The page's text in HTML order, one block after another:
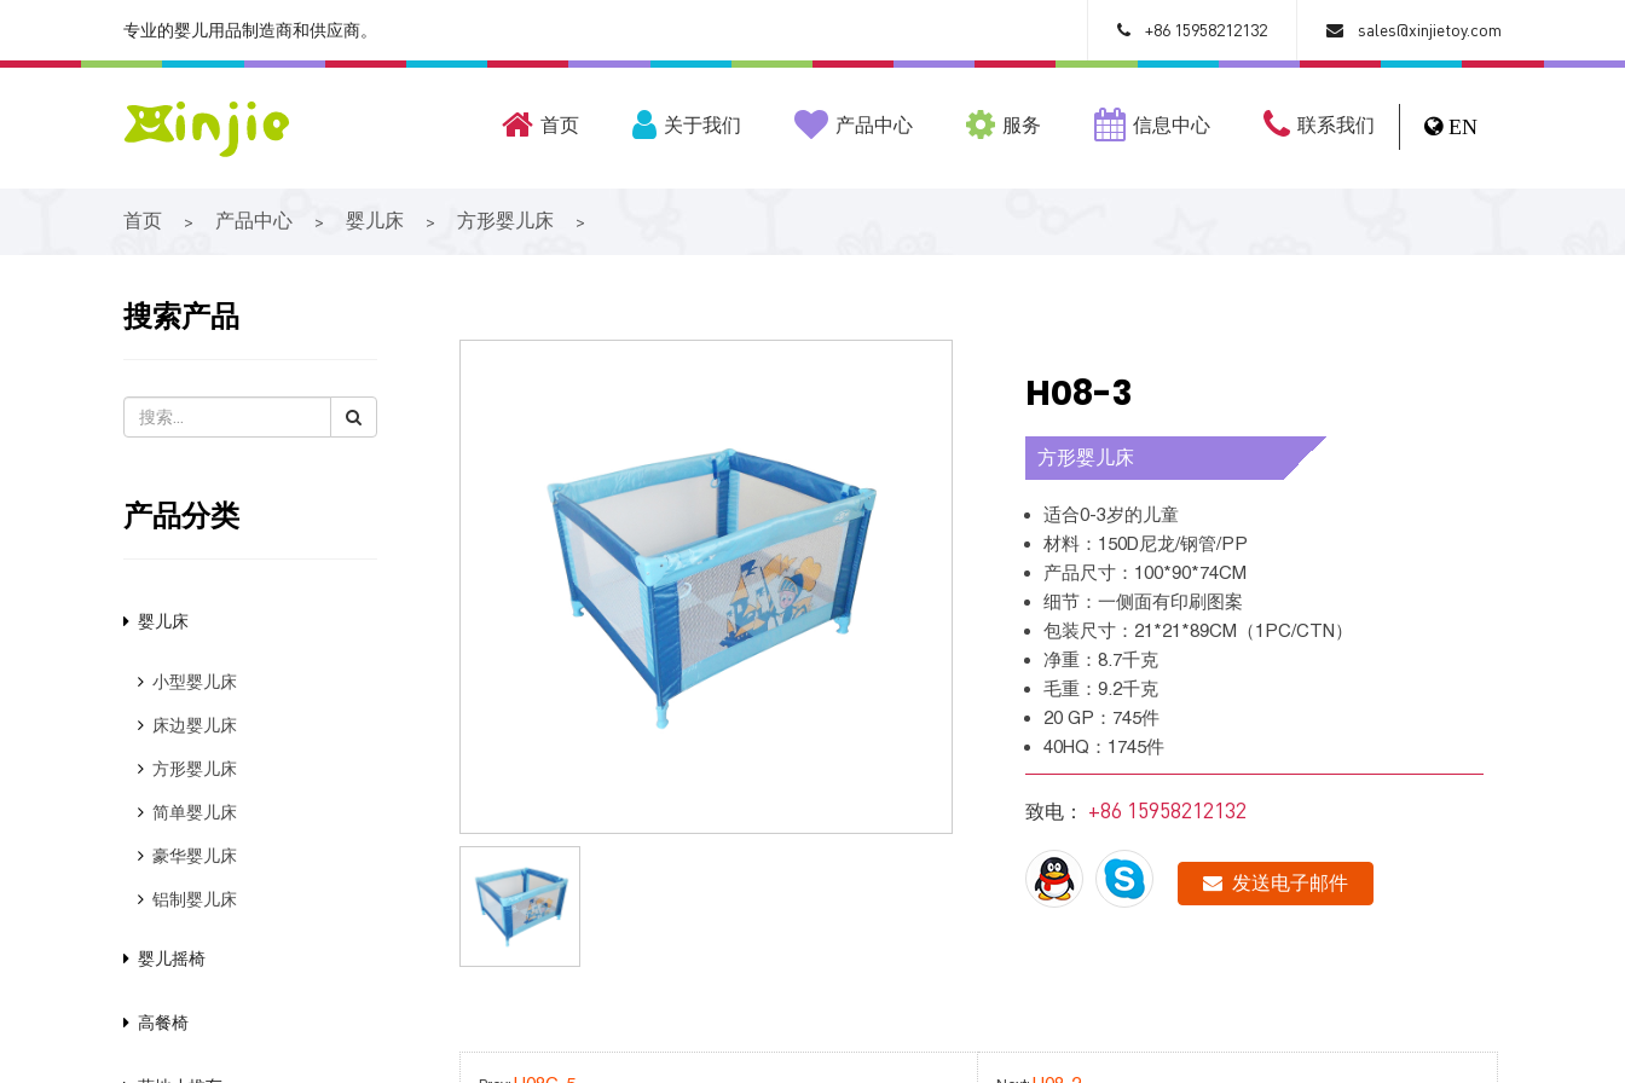
专业的婴儿用品制造商和供应商。 sales@xinjietoy.com
+86 15958212132
EN
首页 关于我们 产品中心 服务 信息中心 联系我们
首页 > 产品中心 > 婴儿床 > 方形婴儿床 >
搜索产品
产品分类
婴儿床
小型婴儿床
床边婴儿床
方形婴儿床
简单婴儿床
豪华婴儿床
铝制婴儿床
婴儿摇椅
高餐椅
H08-3
方形婴儿床
适合0-3岁的儿童
材料：150D尼龙/钢管/PP
产品尺寸：100*90*74CM
细节：一侧面有印刷图案
包装尺寸：21*21*89CM（1PC/CTN）
净重：8.7千克
毛重：9.2千克
20 GP：745件
40HQ：1745件
致电： +86 15958212132
发送电子邮件